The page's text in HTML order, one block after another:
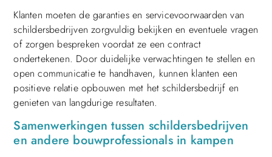
Klanten moeten de garanties en servicevoorwaarden van
schildersbedrijven zorgvuldig bekijken en eventuele vragen
of zorgen bespreken voordat ze een contract
ondertekenen. Door duidelijke verwachtingen te stellen en
open communicatie te handhaven, kunnen klanten een
positieve relatie opbouwen met het schildersbedrijf en
genieten van langdurige resultaten.
Samenwerkingen tussen schildersbedrijven
en andere bouwprofessionals in kampen